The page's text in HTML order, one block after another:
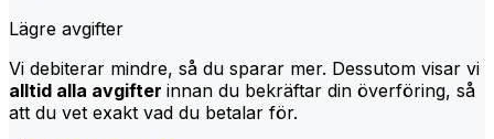
Lägre avgifter
Vi debiterar mindre, så du sparar mer. Dessutom visar vi
alltid alla avgifter innan du bekräftar din överföring, så
att du vet exakt vad du betalar för.